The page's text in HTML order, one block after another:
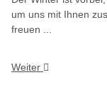
um uns mit Ihnen
freuen ...
Weiter